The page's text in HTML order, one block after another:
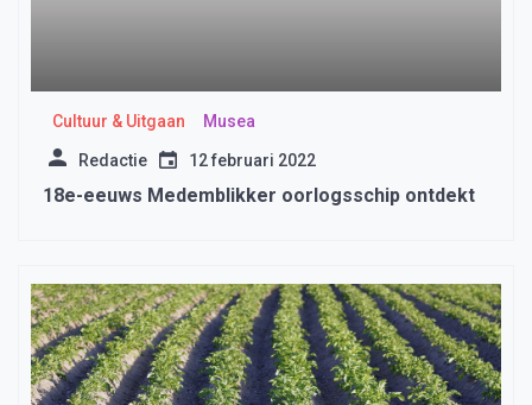
Cultuur & Uitgaan Musea
Redactie 12 februari 2022
18e-eeuws Medemblikker oorlogsschip ontdekt